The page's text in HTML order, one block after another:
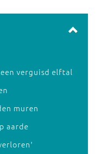
verguisd elftal
muren
aarde